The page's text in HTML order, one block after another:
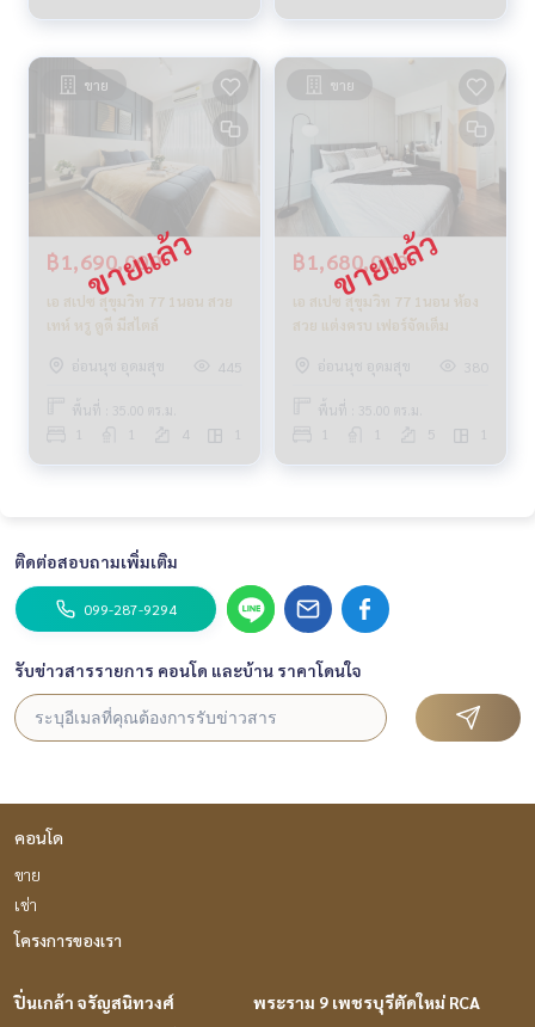
ขาย
฿1,690,000
เอ สเปซ สุขุมวิท 77 1นอน สวย
เทห์ หรู ดูดี มีสไตล์
อ่อนนุช อุดมสุข 445
พื้นที่ : 35.00 ตร.ม.
4
ขาย
฿1,680,000
เอ สเปซ สุขุมวิท 77 1นอน ห้อง
สวย แต่งครบ เฟอร์จัดเต็ม
อ่อนนุช อุดมสุข 380
พื้นที่ : 35.00 ตร.ม.
5
ติดต่อสอบถามเพิ่มเติม
099-287-9294
รับข่าวสารรายการ คอนโด และบ้าน ราคาโดนใจ
คอนโด
ขาย
เช่า
โครงการของเรา
ปิ่นเกล้า จรัญสนิทวงศ์
พระราม 9 เพชรบุรีตัดใหม่ RCA